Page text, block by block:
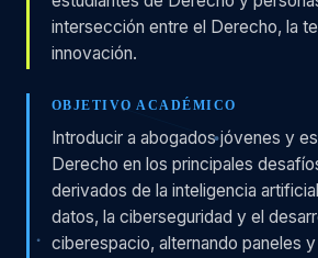
intersección entre el Derecho, la
innovación.
OBJETIVO ACADÉMICO
Introducir a abogados jóvenes y
Derecho en los principales
derivados de la inteligencia
datos, la ciberseguridad y el
ciberespacio, alternando paneles